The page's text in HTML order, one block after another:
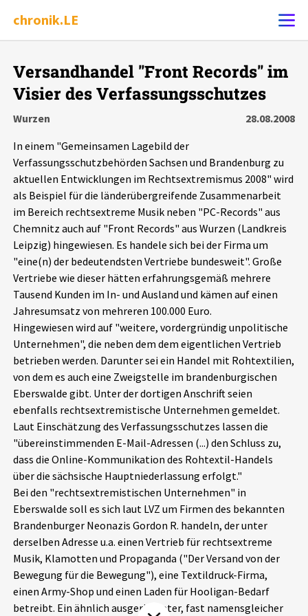
chronik.LE
Ereignis melden
Chronik
Dossiers
Leipziger Zustände
Schlaglichter
Phänomene
Aktuelles
Alle Beiträge
Veranstaltungen
Pressemitteilungen
Podcasts
Über uns
Projektbeschreibung
Kontakt
Unterstützer_innen
Spenden
chronik.LE in der Presse
Versandhandel "Front Records" im
Visier des Verfassungsschutzes
Wurzen
28.08.2008
In einem "Gemeinsamen Lagebild der
Verfassungsschutzbehörden Sachsen und Brandenburg zu
aktuellen Entwicklungen im Rechtsextremismus 2008" wird
als Beispiel für die länderübergreifende Zusammenarbeit
im Bereich rechtsextreme Musik neben "PC-Records" aus
Chemnitz auch auf "Front Records" aus Wurzen (Landkreis
Leipzig) hingewiesen. Es handele sich bei der Firma um
"eine(n) der bedeutendsten Vertriebe bundesweit". Große
Vertriebe wie dieser hätten erfahrungsgemäß mehrere
Tausend Kunden im In- und Ausland und kämen auf einen
Jahresumsatz von mehreren 100.000 Euro.
Hingewiesen wird auf "weitere, vordergründig unpolitische
Unternehmen", die neben dem dem eigentlichen Vertrieb
betrieben werden. Darunter sei ein Handel mit Rohtextilien,
von dem es auch eine Zweigstelle im brandenburgischen
Eberswalde gibt. Unter der dortigen Anschrift seien
ebenfalls rechtsextremistische Unternehmen gemeldet.
Laut Einschätzung des Verfassungsschutzes lassen die
"übereinstimmenden E-Mail-Adressen (...) den Schluss zu,
dass die Online-Kommunikation des Rohtextil-Handels
über die sächsische Hauptniederlassung erfolgt."
Bei den "rechtsextremistischen Unternehmen" in
Eberswalde soll es sich laut LVZ um Firmen des bekannten
Brandenburger Neonazis Gordon R. handeln, der unter
derselben Adresse u.a. einen Vertrieb für rechtsextreme
Musik, Klamotten und Propaganda ("Der Versand von der
Bewegung für die Bewegung"), eine Textildruck-Firma,
einen Army-Shop und einen Laden für Hooligan-Bedarf
betreibt. Ein ähnlich ausgerichteter, fast namensgleicher
Alle Ereignisse
7502Ereignisse
Ereignisse
Exportieren ? Filter Erklärungen